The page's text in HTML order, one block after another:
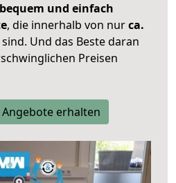
und einfach
, die innerhalb von nurca.
Und das Beste daran
Preisen
erhalten